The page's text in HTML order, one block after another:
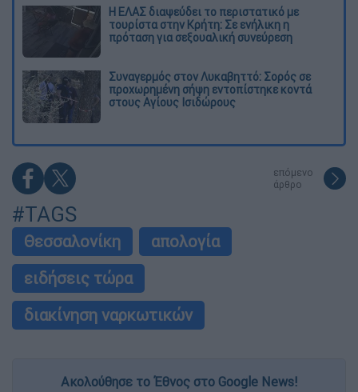
Η ΕΛΑΣ διαψεύδει το περιστατικό με
τουρίστα στην Κρήτη: Σε ενήλικη η
πρόταση για σεξουαλική συνεύρεση
Συναγερμός στον Λυκαβηττό: Σορός σε
προχωρημένη σήψη εντοπίστηκε κοντά
στους Αγίους Ισιδώρους
επόμενο
άρθρο
#TAGS
Θεσσαλονίκη
απολογία
ειδήσεις τώρα
διακίνηση ναρκωτικών
Ακολούθησε το Έθνος στο Google News!